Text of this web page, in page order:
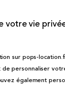
votre vie
sur pops-
personnaliser
également